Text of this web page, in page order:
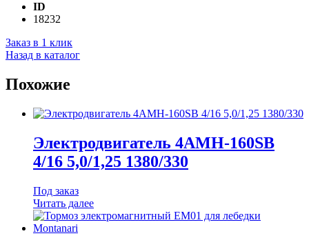
ID
18232
Заказ в 1 клик
Назад в каталог
Похожие
Электродвигатель 4АМН-160SB
4/16 5,0/1,25 1380/330
Под заказ
Читать далее